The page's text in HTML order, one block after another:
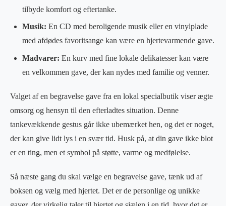
tilbyde komfort og eftertanke.
Musik: En CD med beroligende musik eller en vinylplade
med afdødes favoritsange kan være en hjertevarmende gave.
Madvarer: En kurv med fine lokale delikatesser kan være
en velkommen gave, der kan nydes med familie og venner.
Valget af en begravelse gave fra en lokal specialbutik viser ægte
omsorg og hensyn til den efterladtes situation. Denne
tankevækkende gestus går ikke ubemærket hen, og det er noget,
der kan give lidt lys i en svær tid. Husk på, at din gave ikke blot
er en ting, men et symbol på støtte, varme og medfølelse.
Så næste gang du skal vælge en begravelse gave, tænk ud af
boksen og vælg med hjertet. Det er de personlige og unikke